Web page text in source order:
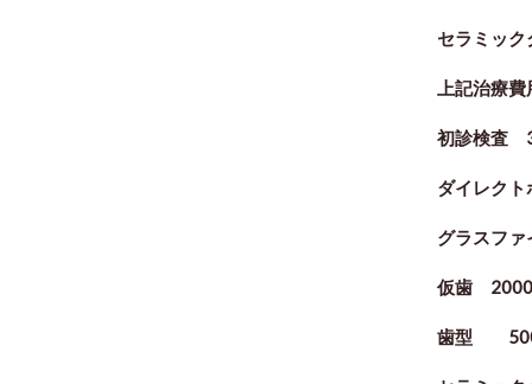
セラミッ
上記治療
初診検査
ダイレク
グラスフ
仮歯 2000
歯型